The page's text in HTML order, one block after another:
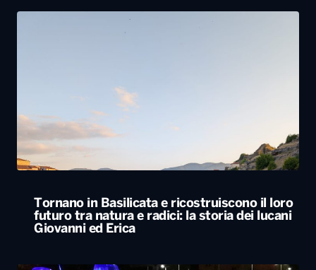
Tornano in Basilicata e ricostruiscono il loro
futuro tra natura e radici: la storia dei lucani
Giovanni ed Erica